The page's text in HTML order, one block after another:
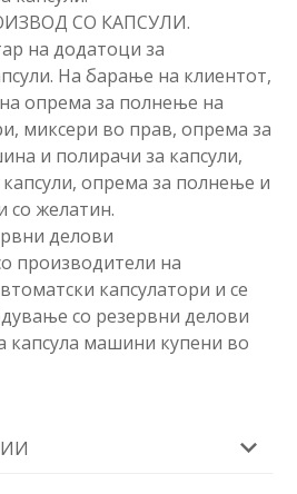
СО КАПСУЛИ.
на додатоци за
На барање на клиентот,
опрема за полнење на
миксери во прав, опрема за
и полирачи за капсули,
капсули, опрема за полнење и
со желатин.
делови
производители на
капсулатори и се
со резервни делови
капсула машини купени во